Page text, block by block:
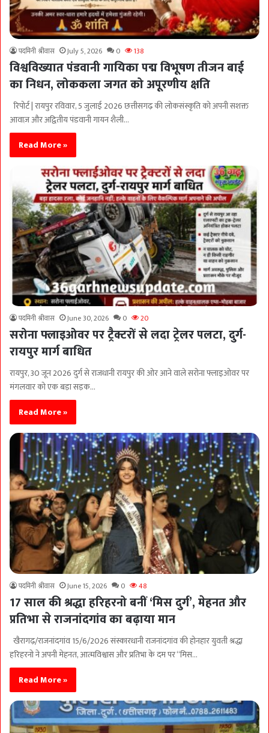
पदमिनी श्रीवास July 5, 2026 0 138
विश्वविख्यात पंडवानी गायिका पद्म विभूषण तीजन बाई
का निधन, लोककला जगत को अपूरणीय क्षति
रिपोर्ट | रायपुर रविवार, 5 जुलाई 2026 छत्तीसगढ़ की लोकसंस्कृति को अपनी सशक्त
आवाज़ और अद्वितीय पंडवानी गायन शैली…
Read More »
पदमिनी श्रीवास June 30, 2026 0 20
सरोना फ्लाइओवर पर ट्रैक्टरों से लदा ट्रेलर पलटा, दुर्ग-
रायपुर मार्ग बाधित
रायपुर, 30 जून 2026 दुर्ग से राजधानी रायपुर की ओर आने वाले सरोना फ्लाइओवर पर
मंगलवार को एक बड़ा सड़क…
Read More »
पदमिनी श्रीवास June 15, 2026 0 48
17 साल की श्रद्धा हरिहरनो बनीं ‘मिस दुर्ग’, मेहनत और
प्रतिभा से राजनांदगांव का बढ़ाया मान
­खैरागढ़/राजनांदगांव 15/6/2026 संस्कारधानी राजनांदगांव की होनहार युवती श्रद्धा
हरिहरनो ने अपनी मेहनत, आत्मविश्वास और प्रतिभा के दम पर “मिस…
Read More »